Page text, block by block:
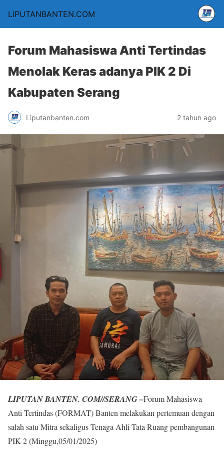
LIPUTANBANTEN.COM
Forum Mahasiswa Anti Tertindas
Menolak Keras adanya PIK 2 Di
Kabupaten Serang
Liputanbanten.com 2 tahun ago
LIPUTAN BANTEN. COM//SERANG –Forum Mahasiswa
Anti Tertindas (FORMAT) Banten melakukan pertemuan dengan
salah satu Mitra sekaligus Tenaga Ahli Tata Ruang pembangunan
PIK 2 (Minggu,05/01/2025)